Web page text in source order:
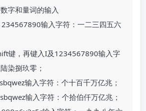
字和量词的输入
输入字符：一二三四五六
键，再键入I及1234567890输入字
染捌玖零；
输入字符：个十百千万亿兆；
输入字符：个拾伯仟万亿兆；